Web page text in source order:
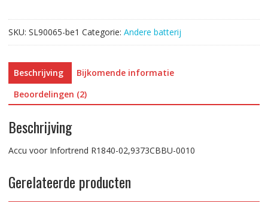
SKU: SL90065-be1 Categorie: Andere batterij
Beschrijving
Bijkomende informatie
Beoordelingen (2)
Beschrijving
Accu voor Infortrend R1840-02,9373CBBU-0010
Gerelateerde producten